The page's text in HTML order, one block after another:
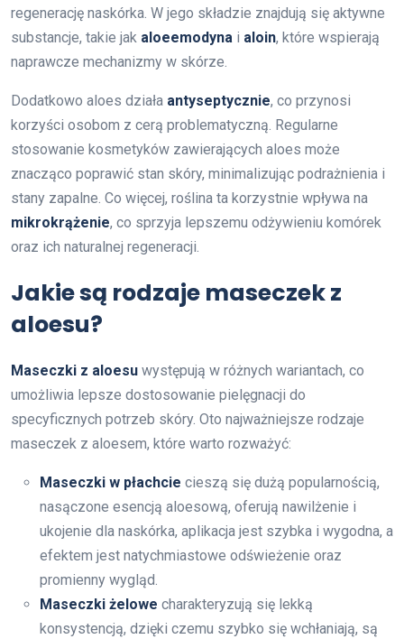
regenerację naskórka. W jego składzie znajdują się aktywne
substancje, takie jak aloeemodyna i aloin, które wspierają
naprawcze mechanizmy w skórze.
Dodatkowo aloes działa antyseptycznie, co przynosi
korzyści osobom z cerą problematyczną. Regularne
stosowanie kosmetyków zawierających aloes może
znacząco poprawić stan skóry, minimalizując podrażnienia i
stany zapalne. Co więcej, roślina ta korzystnie wpływa na
mikrokrążenie, co sprzyja lepszemu odżywieniu komórek
oraz ich naturalnej regeneracji.
Jakie są rodzaje maseczek z
aloesu?
Maseczki z aloesu występują w różnych wariantach, co
umożliwia lepsze dostosowanie pielęgnacji do
specyficznych potrzeb skóry. Oto najważniejsze rodzaje
maseczek z aloesem, które warto rozważyć:
Maseczki w płachcie cieszą się dużą popularnością,
nasączone esencją aloesową, oferują nawilżenie i
ukojenie dla naskórka, aplikacja jest szybka i wygodna, a
efektem jest natychmiastowe odświeżenie oraz
promienny wygląd.
Maseczki żelowe charakteryzują się lekką
konsystencją, dzięki czemu szybko się wchłaniają, są